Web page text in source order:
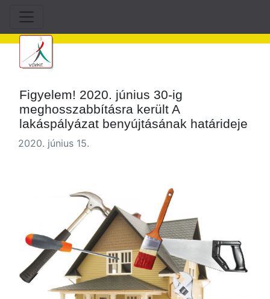
Figyelem! 2020. június 30-ig
meghosszabbításra került A
lakáspályázat benyújtásának határideje
2020. június 15.